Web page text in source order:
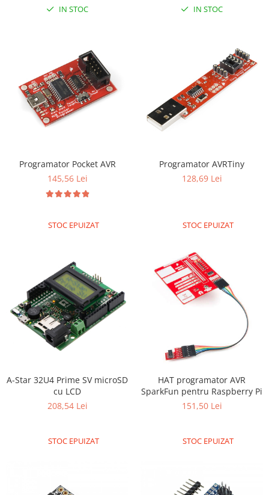
IN STOC IN STOC
Programator Pocket AVR
145,56 Lei
STOC EPUIZAT
Programator AVRTiny
128,69 Lei
STOC EPUIZAT
A-Star 32U4 Prime SV microSD
cu LCD
208,54 Lei
STOC EPUIZAT
HAT programator AVR
SparkFun pentru Raspberry Pi
151,50 Lei
STOC EPUIZAT